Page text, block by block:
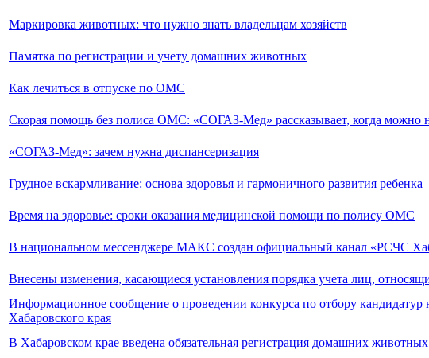
Маркировка животных: что нужно знать владельцам хозяйств
Памятка по регистрации и учету домашних животных
Как лечиться в отпуске по ОМС
Скорая помощь без полиса ОМС: «СОГАЗ-Мед» рассказывает, когда можно
«СОГАЗ-Мед»: зачем нужна диспансеризация
Грудное вскармливание: основа здоровья и гармоничного развития ребенка
Время на здоровье: сроки оказания медицинской помощи по полису ОМС
В национальном мессенджере МАКС создан официальный канал «РСЧС
Внесены изменения, касающиеся установления порядка учета лиц,
Информационное сообщение о проведении конкурса по отбору
Хабаровского края
В Хабаровском крае введена обязательная регистрация домашних животных